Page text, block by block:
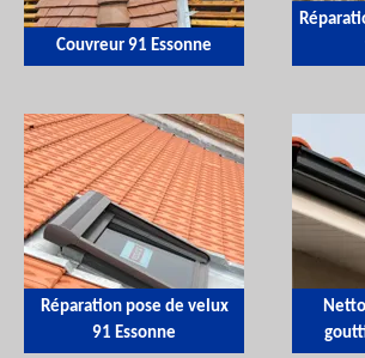
Couvreur 91 Essonne
Réparation pose de velux
91 Essonne